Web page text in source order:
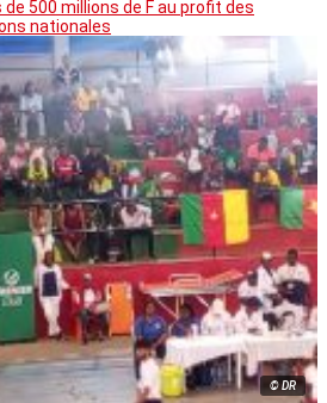
de 500 millions de F au profit des
nationales
© DR